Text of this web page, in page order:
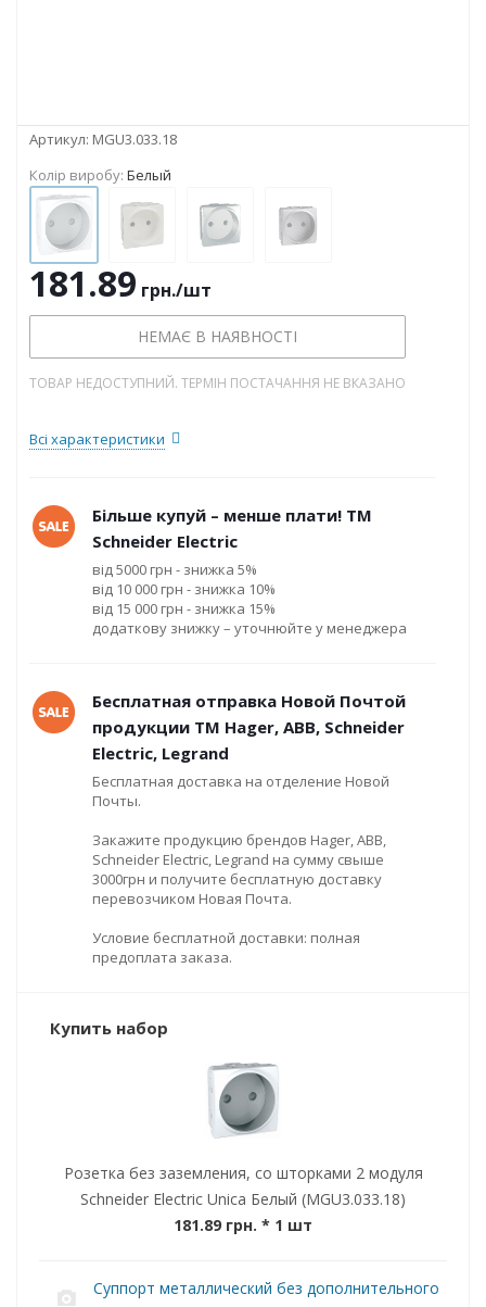
Артикул: MGU3.033.18
Колір виробу: Белый
181.89 грн./шт
НЕМАЄ В НАЯВНОСТІ
ТОВАР НЕДОСТУПНИЙ. ТЕРМІН ПОСТАЧАННЯ НЕ ВКАЗАНО
Всі характеристики
Більше купуй – менше плати! ТМ
Schneider Electric
від 5000 грн - знижка 5%
від 10 000 грн - знижка 10%
від 15 000 грн - знижка 15%
додаткову знижку – уточнюйте у менеджера
Бесплатная отправка Новой Почтой
продукции ТМ Hager, ABB, Schneider
Electric, Legrand
Бесплатная доставка на отделение Новой
Почты.
Закажите продукцию брендов Hager, ABB,
Schneider Electric, Legrand на сумму свыше
3000грн и получите бесплатную доставку
перевозчиком Новая Почта.
Условие бесплатной доставки: полная
предоплата заказа.
Купить набор
Розетка без заземления, со шторками 2 модуля
Schneider Electric Unica Белый (MGU3.033.18)
181.89 грн. * 1 шт
Суппорт металлический без дополнительного